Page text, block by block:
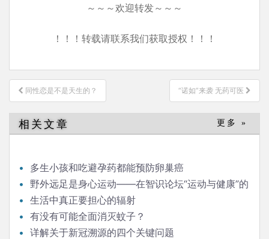
～～～欢迎转发～～～
！！！转载请联系我们获取授权！！！
文
章
导
航
同性恋是不是天生的？ “诺如”来袭 无药可医
相关文章 更多 »
多生小孩和吃避孕药都能预防卵巢癌
野外远足是身心运动——在智识论坛“运动与健康”的
发言生活中真正要担心的辐射
有没有可能全面消灭蚊子？
详解关于新冠溯源的四个关键问题